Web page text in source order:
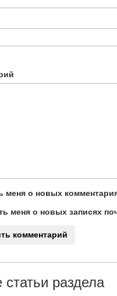
меня о новых
меня о новых записях
статьи раздела